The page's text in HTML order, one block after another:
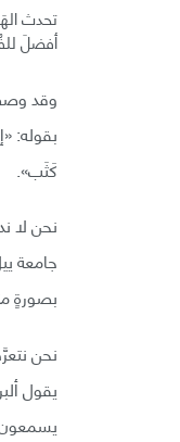
أفضلَ
بقوله:
كَثَب».
نحن لا
بصورةٍ
نحن